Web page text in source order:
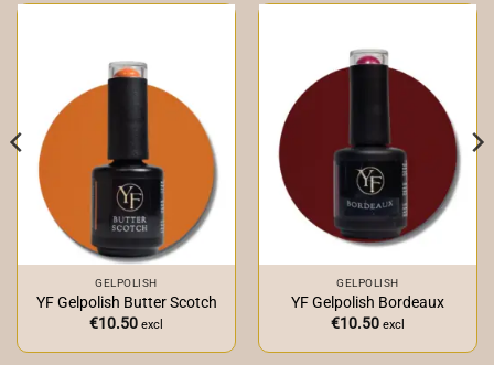
GELPOLISH
YF Gelpolish Butter Scotch
€10.50 excl
GELPOLISH
YF Gelpolish Bordeaux
€10.50 excl